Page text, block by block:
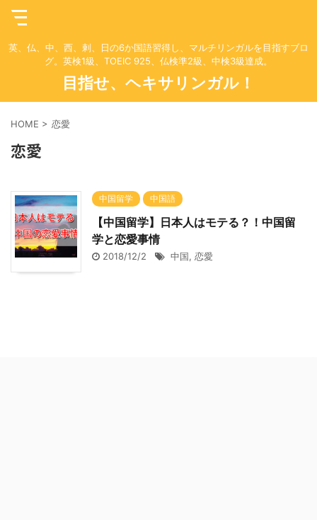
英、仏、中、西、剌、日の6か国語習得し、マルチリンガルを目指すブロ
グ。英検1級、TOEIC 925、仏検準2級、中検3級達成。
目指せ、ヘキサリンガル！
HOME > 恋愛
恋愛
中国留学 中国語
【中国留学】日本人はモテる？！中国留
学と恋愛事情
2018/12/2 中国, 恋愛